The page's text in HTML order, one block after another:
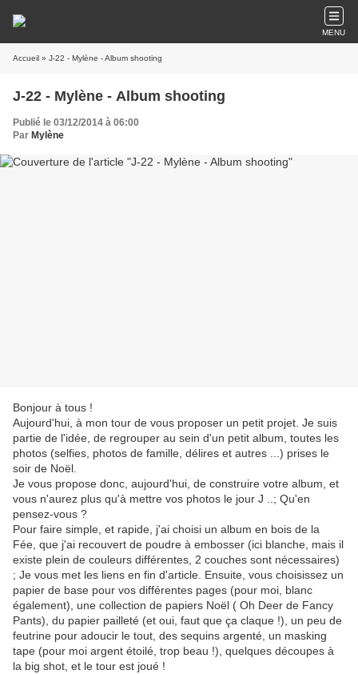
MENU
Accueil » J-22 - Mylène - Album shooting
J-22 - Mylène - Album shooting
Publié le 03/12/2014 à 06:00
Par Mylène
Bonjour à tous !
Aujourd'hui, à mon tour de vous proposer un petit projet. Je suis
partie de l'idée, de regrouper au sein d'un petit album, toutes les
photos (selfies, photos de famille, délires et autres ...) prises le
soir de Noël.
Je vous propose donc, aujourd'hui, de construire votre album, et
vous n'aurez plus qu'à mettre vos photos le jour J ..; Qu'en
pensez-vous ?
Pour faire simple, et rapide, j'ai choisi un album en bois de la
Fée, que j'ai recouvert de poudre à embosser (ici blanche, mais il
existe plein de couleurs différentes, 2 couches sont nécessaires)
; Je vous met les liens en fin d'article. Ensuite, vous choisissez un
papier de base pour vos différentes pages (pour moi, blanc
également), une collection de papiers Noël ( Oh Deer de Fancy
Pants), du papier pailleté (et oui, faut que ça claque !), un peu de
feutrine pour adoucir le tout, des sequins argenté, un masking
tape (pour moi argent étoilé, trop beau !), quelques découpes à
la big shot, et le tour est joué !